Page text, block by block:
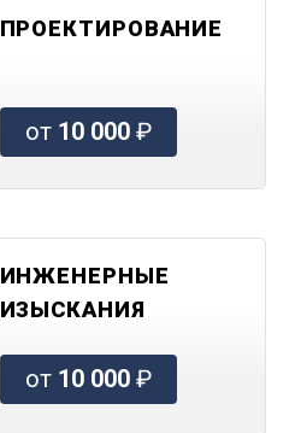
ПРОЕКТИРОВАНИЕ
от 10 000₽
ИНЖЕНЕРНЫЕ
ИЗЫСКАНИЯ
от 10 000₽